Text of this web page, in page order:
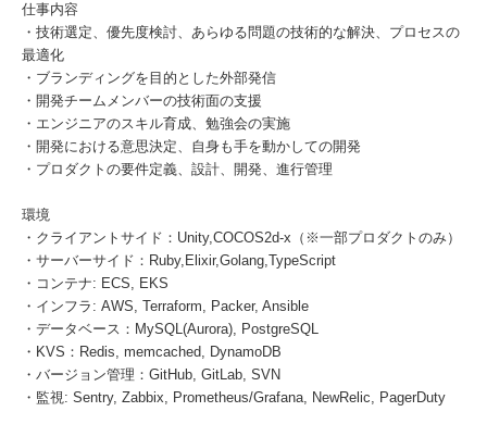
仕事内容
・技術選定、優先度検討、あらゆる問題の技術的な解決、プロセスの
最適化
・ブランディングを目的とした外部発信
・開発チームメンバーの技術面の支援
・エンジニアのスキル育成、勉強会の実施
・開発における意思決定、自身も手を動かしての開発
・プロダクトの要件定義、設計、開発、進行管理
環境
・クライアントサイド：Unity,COCOS2d-x（※一部プロダクトのみ）
・サーバーサイド：Ruby,Elixir,Golang,TypeScript
・コンテナ: ECS, EKS
・インフラ: AWS, Terraform, Packer, Ansible
・データベース：MySQL(Aurora), PostgreSQL
・KVS：Redis, memcached, DynamoDB
・バージョン管理：GitHub, GitLab, SVN
・監視: Sentry, Zabbix, Prometheus/Grafana, NewRelic, PagerDuty